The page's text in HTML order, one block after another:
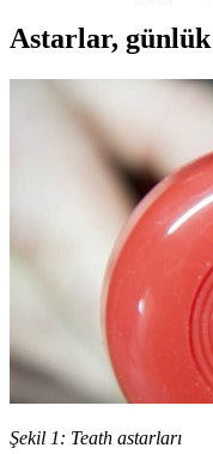
Astarlar,
Şekil 1: Teath astarları